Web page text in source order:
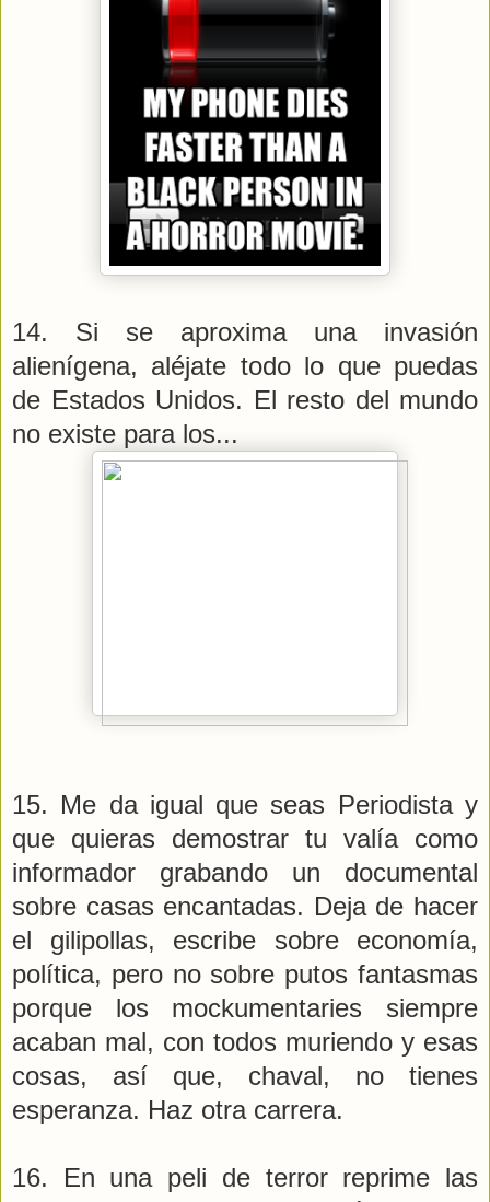
14. Si se aproxima una invasión
alienígena, aléjate todo lo que puedas
de Estados Unidos. El resto del mundo
no existe para los...
15. Me da igual que seas Periodista y
que quieras demostrar tu valía como
informador grabando un documental
sobre casas encantadas. Deja de hacer
el gilipollas, escribe sobre economía,
política, pero no sobre putos fantasmas
porque los mockumentaries siempre
acaban mal, con todos muriendo y esas
cosas, así que, chaval, no tienes
esperanza. Haz otra carrera.
16. En una peli de terror reprime las